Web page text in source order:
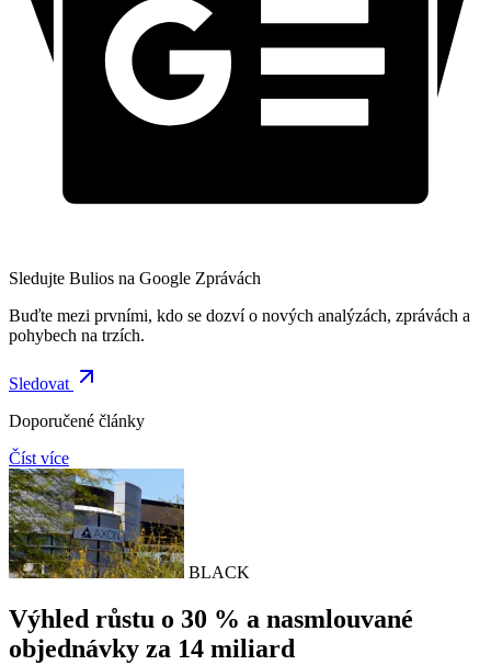
Sledujte Bulios na Google Zprávách
Buďte mezi prvními, kdo se dozví o nových analýzách, zprávách a
pohybech na trzích.
Sledovat
Doporučené články
Číst více
BLACK
Výhled růstu o 30 % a nasmlouvané
objednávky za 14 miliard